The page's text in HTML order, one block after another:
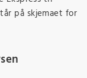
skjemaet for